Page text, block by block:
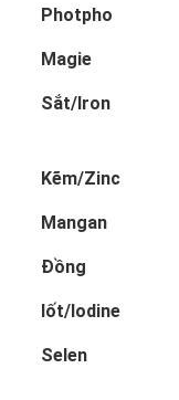
Photpho
Magie
Sắt/Iron
Kẽm/Zinc
Mangan
Đồng
Iốt/Iodine
Selen